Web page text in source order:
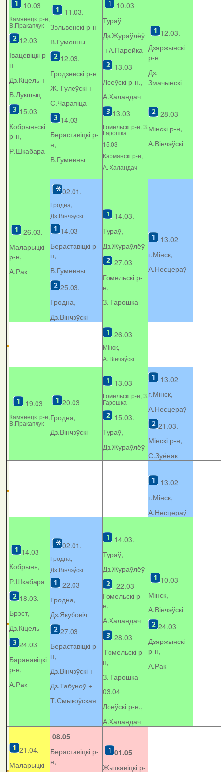
10.03
Камянецкі р-н,
В.Пракапчук
12.03
Івацевіцкі р-
н
Дз.Кіцель +
В.Лукшыц
15.03
Кобрыньскі
р-н,
Р.Шкабара
11.03.
Зэльвенскі р-н
В.Гуменны
12.03.
Гродзенскі р-н
Ж. Гулеўскі +
С.Чарапіца
14.03
Бераставіцкі р-
н,
В.Гуменны
10.03
Тураў
Дз.Жураўлёў
+А.Парейка
13.03
Лоеўскі р-н.,
А.Халандач
13.03
Гомельскі р-н, З.
Гарошка
15.03
Кармянскі р-н,
А. Xаландач
12.03.
Дзяржынскі
р-н
Дз.
Змачынскі
28.03
Мінскі р-н,
А.Вінчэўскі
26.03.
Маларыцкі
р-н,
А.Рак
02.01.
Гродна,
Дз.Вінчэўскі
14.03
Бераставіцкі р-
н,
В.Гуменны
25.03.
Гродна,
Дз.Вінчэўскі
14.03.
Тураў,
Дз.Жураўлёў
27.03
Гомельскі р-
н,
З. Гарошка
13.02
г.Мінск,
А.Несцераў
26.03
Мінcк,
А. Вінчэўскі
19.03
Камянецкі р-н,
В.Пракапчук
20.03
Гродна,
Дз.Вінчэўскі
13.03
Гомельскі р-н, З.
Гарошка
15.03.
Тураў,
Дз.Жураўлёў
13.02
г.Мінск,
А.Несцераў
21.03.
Мінскі р-н,
С.Зуёнак
13.02
г.Мінск,
А.Несцераў
14.03
Кобрынь,
Р.Шкабара
18.03.
Брэст,
Дз.Кіцель
24.03
Баранавіцкі
р-н,
А.Рак
02.01.
Гродна,
Дз.Вінчэўскі
22.03
Гродна,
Дз.Якубовіч
27.03
Бераставіцкі р-
н,
Дз.Вінчэўскі +
Дз.Табуноў +
Т.Смыкоўская
14.03.
Тураў,
Дз.Жураўлёў
22.03
Гомельскі р-
н,
А.Халандач
28.03
Гомельскі р-
н,
З. Гарошка
03.04
Лоеўскі р-н.,
А.Халандач
10.03
Мінск,
А.Вінчэўскі
24.03
Дзяржынскі
р-н,
А.Рак
21.04.
Маларыцкі
08.05
Бераставіцкі р-
н,
01.05
Жыткавіцкі р-